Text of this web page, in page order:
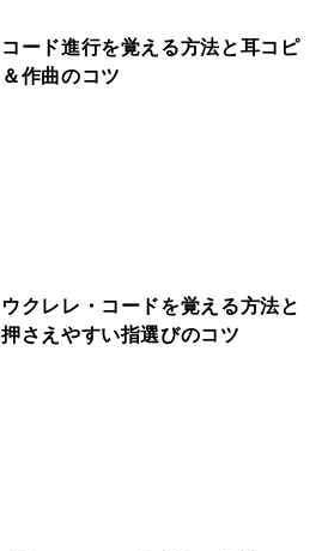
コード進行を覚える方法と耳コピ
＆作曲のコツ
ウクレレ・コードを覚える方法と
押さえやすい指選びのコツ